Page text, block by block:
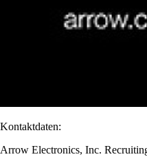
Kontaktdaten:
Arrow Electronics, Inc.